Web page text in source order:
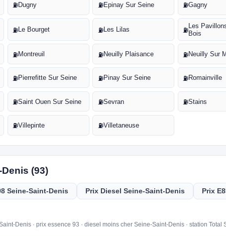
⛽Dugny ⛽Epinay Sur Seine ⛽Gagny
⛽Le Bourget ⛽Les Lilas ⛽
Les
Bois
⛽Montreuil ⛽Neuilly Plaisance ⛽Neuilly Sur
⛽Pierrefitte Sur Seine ⛽Pinay Sur Seine ⛽Romainville
⛽Saint Ouen Sur Seine ⛽Sevran ⛽Stains
⛽Villepinte ⛽Villetaneuse
(93)
Seine-Saint-Denis Prix Diesel Seine-Saint-Denis Prix
Denis · prix essence 93 · diesel moins cher Seine-Saint-Denis · station Total